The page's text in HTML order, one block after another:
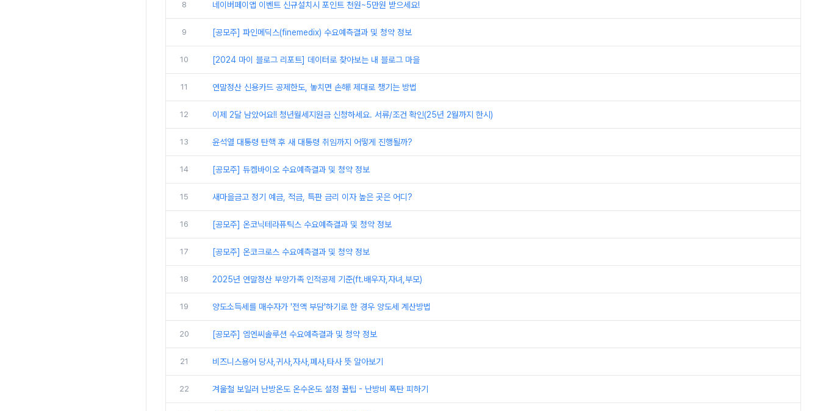
8 네이버페이앱 이벤트 신규설치시 포인트 천원~5만원 받으세요!
9 [공모주] 파인메딕스(finemedix) 수요예측결과 및 청약 정보
10 [2024 마이 블로그 리포트] 데이터로 찾아보는 내 블로그 마을
11 연말정산 신용카드 공제한도, 놓치면 손해! 제대로 챙기는 방법
12 이제 2달 남았어요!! 청년월세지원금 신청하세요. 서류/조건 확인(25년 2월까지 한시)
13 윤석열 대통령 탄핵 후 새 대통령 취임까지 어떻게 진행될까?
14 [공모주] 듀켐바이오 수요예측결과 및 청약 정보
15 새마을금고 정기 예금, 적금, 특판 금리 이자 높은 곳은 어디?
16 [공모주] 온코닉테라퓨틱스 수요예측결과 및 청약 정보
17 [공모주] 온코크로스 수요예측결과 및 청약 정보
18 2025년 연말정산 부양가족 인적공제 기준(ft.배우자,자녀,부모)
19 양도소득세를 매수자가 '전액 부담'하기로 한 경우 양도세 계산방법
20 [공모주] 엠엔씨솔루션 수요예측결과 및 청약 정보
21 비즈니스용어 당사,귀사,자사,폐사,타사 뜻 알아보기
22 겨울철 보일러 난방온도 온수온도 설정 꿀팁 - 난방비 폭탄 피하기